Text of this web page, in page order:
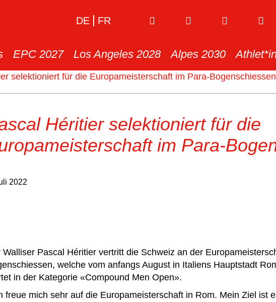
DE FR
EPC 2027 Los Angeles 2028 Alpes 2030
selektioniert für die Europameisterschaft im Para-Bogenschiessen
Héritier selektioniert für die
im Para-
2022
Walliser Pascal Héritier vertritt die Schweiz an der
welche vom anfangs August in Italiens Hauptstadt
in der Kategorie «Compound Men Open».
freue mich sehr auf die Europameisterschaft in Rom. Mein Ziel ist